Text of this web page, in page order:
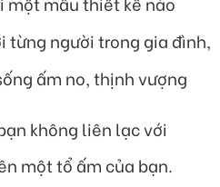
từng người trong gia đình,
ấm no, thịnh vượng
không liên lạc với
một tổ ấm của bạn.